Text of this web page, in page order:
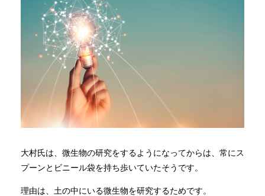
大村氏は、微生物の研究をするようになってからは、常にス
プーンとビニール袋を持ち歩いていたそうです。
理由は、土の中にいる微生物を研究するためです。